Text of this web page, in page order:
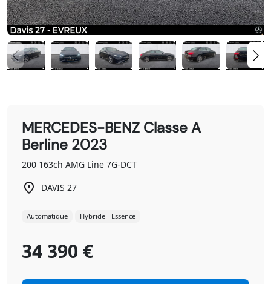
MERCEDES-BENZ Classe A
Berline 2023
200 163ch AMG Line 7G-DCT
DAVIS 27
Automatique Hybride - Essence
34 390 €